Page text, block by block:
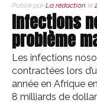
Publié par La rédaction le
Infections
problème
Les infections
contractées lors
année en Afrique
8 milliards de